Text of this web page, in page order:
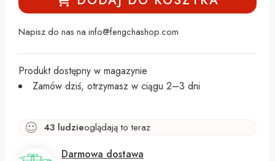
Napisz do nas na info@fengchashop.com
Produkt dostępny w magazynie
Zamów dziś, otrzymasz w ciągu 2–3 dni
43 ludzieoglądają to teraz
Darmowa dostawa